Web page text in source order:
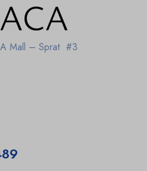
Mall – Sprat #3